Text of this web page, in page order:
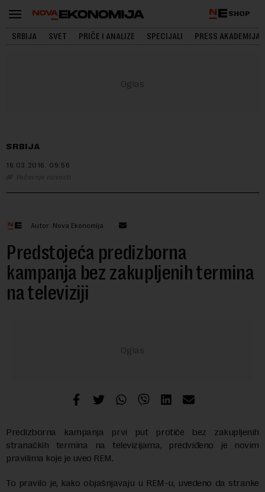
SHOP
SRBIJA SVET PRIČE I ANALIZE SPECIJALI PRESS AKADEMIJA
SRBIJA
16.03.2016. 09:56
Večernje novosti
Autor: Nova Ekonomija
Predstojeća predizborna
kampanja bez zakupljenih termina
na televiziji
Predizborna kampanja prvi put protiče bez zakupljenih
stranačkih termina na televizijama, predviđeno je novim
pravilima koje je uveo REM.
To pravilo je, kako objašnjavaju u REM-u, uvedeno da stranke